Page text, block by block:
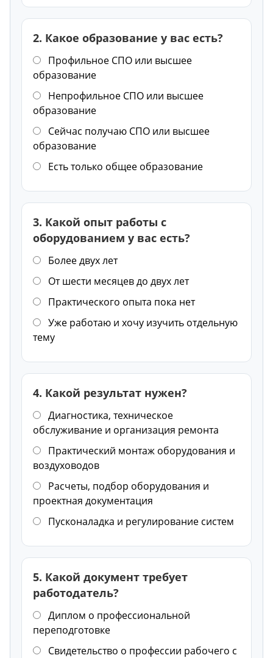
2. Какое образование у вас есть?
Профильное СПО или высшее
образование
Непрофильное СПО или высшее
образование
Сейчас получаю СПО или высшее
образование
Есть только общее образование
3. Какой опыт работы с
оборудованием у вас есть?
Более двух лет
От шести месяцев до двух лет
Практического опыта пока нет
Уже работаю и хочу изучить отдельную
тему
4. Какой результат нужен?
Диагностика, техническое
обслуживание и организация ремонта
Практический монтаж оборудования и
воздуховодов
Расчеты, подбор оборудования и
проектная документация
Пусконаладка и регулирование систем
5. Какой документ требует
работодатель?
Диплом о профессиональной
переподготовке
Свидетельство о профессии рабочего с